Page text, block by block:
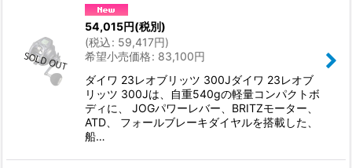
54,015円(税別)
(税込: 59,417円)
希望小売価格: 83,100円
ダイワ 23レオブリッツ 300Jダイワ 23レオブ
リッツ 300Jは、自重540gの軽量コンパクトボ
ディに、 JOGパワーレバー、BRITZモーター、
ATD、 フォールブレーキダイヤルを搭載した、
船…